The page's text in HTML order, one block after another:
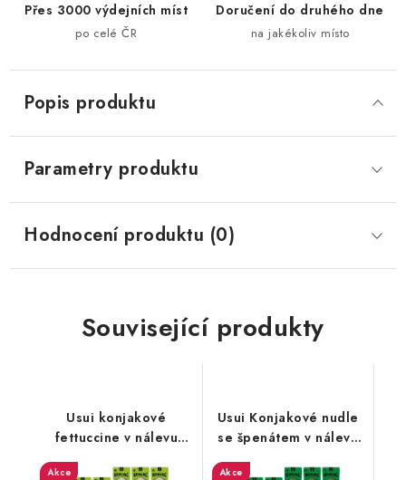
Přes 3000 výdejních míst
po celé ČR
Doručení do druhého dne
na jakékoliv místo
Popis produktu
Parametry produktu
Hodnocení produktu (0)
Související produkty
Usui konjakové
fettuccine v nálevu
20+8 zdarma
Akce
Usui Konjakové nudle
se špenátem v nálevu
20 + 8 zdarma
Akce